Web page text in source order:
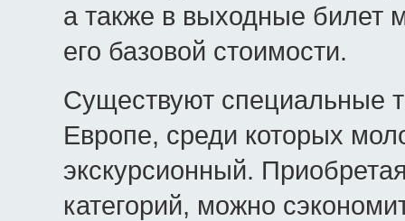
а также в выходные билет
его базовой стоимости.
Существуют специальные
Европе, среди которых
экскурсионный.
категорий, можно